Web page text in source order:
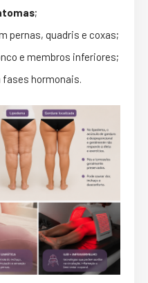
;
pernas, quadris e coxas;
e membros inferiores;
hormonais.